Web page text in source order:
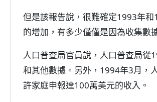
但是該報告說，很難確定1993年
的增加，有多少僅僅是因為收集數
人口普查局官員說，人口普查局從
和其他數據。另外，1994年3月，
許家庭申報達100萬美元的收入。